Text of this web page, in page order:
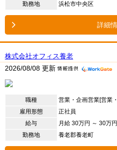
勤務地
浜松市中央区
詳細
株式会社オフィス養老
2026/08/08 更新
職種
営業・企画営業[営業
雇用形態
正社員
給与
月給 30万円 ～ 30万円
勤務地
養老郡養老町